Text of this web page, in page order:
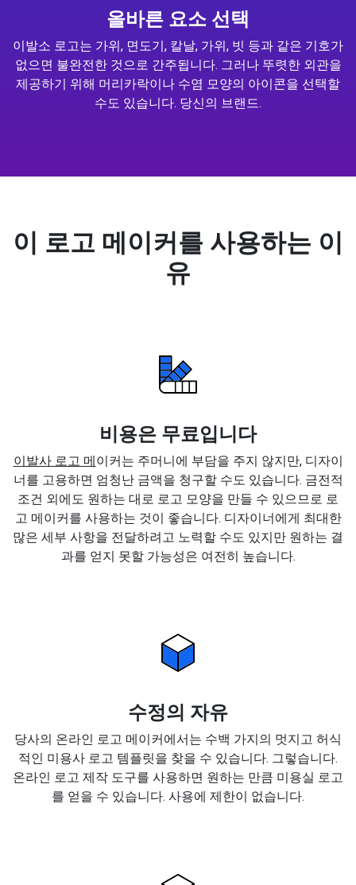
올바른 요소 선택
이발소 로고는 가위, 면도기, 칼날, 가위, 빗 등과 같은 기호가
없으면 불완전한 것으로 간주됩니다. 그러나 뚜렷한 외관을
제공하기 위해 머리카락이나 수염 모양의 아이콘을 선택할
수도 있습니다. 당신의 브랜드.
이 로고 메이커를 사용하는 이
유
비용은 무료입니다
이발사 로고 메이커는 주머니에 부담을 주지 않지만, 디자이
너를 고용하면 엄청난 금액을 청구할 수도 있습니다. 금전적
조건 외에도 원하는 대로 로고 모양을 만들 수 있으므로 로
고 메이커를 사용하는 것이 좋습니다. 디자이너에게 최대한
많은 세부 사항을 전달하려고 노력할 수도 있지만 원하는 결
과를 얻지 못할 가능성은 여전히 높습니다.
수정의 자유
당사의 온라인 로고 메이커에서는 수백 가지의 멋지고 허식
적인 미용사 로고 템플릿을 찾을 수 있습니다. 그렇습니다.
온라인 로고 제작 도구를 사용하면 원하는 만큼 미용실 로고
를 얻을 수 있습니다. 사용에 제한이 없습니다.